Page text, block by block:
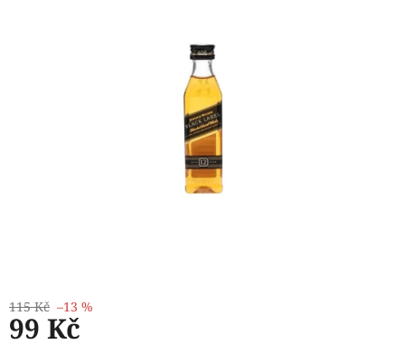
115 Kč –13 %
99 Kč